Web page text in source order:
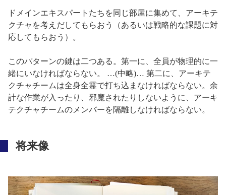
ドメインエキスパートたちを同じ部屋に集めて、アーキテ
クチャを考えだしてもらおう（あるいは戦略的な課題に対
応してもらおう）。
このパターンの鍵は二つある。第一に、全員が物理的に一
緒にいなければならない。 …(中略)… 第二に、アーキテ
クチャチームは全身全霊で打ち込まなければならない。余
計な作業が入ったり、邪魔されたりしないように、アーキ
テクチャチームのメンバーを隔離しなければならない。
将来像